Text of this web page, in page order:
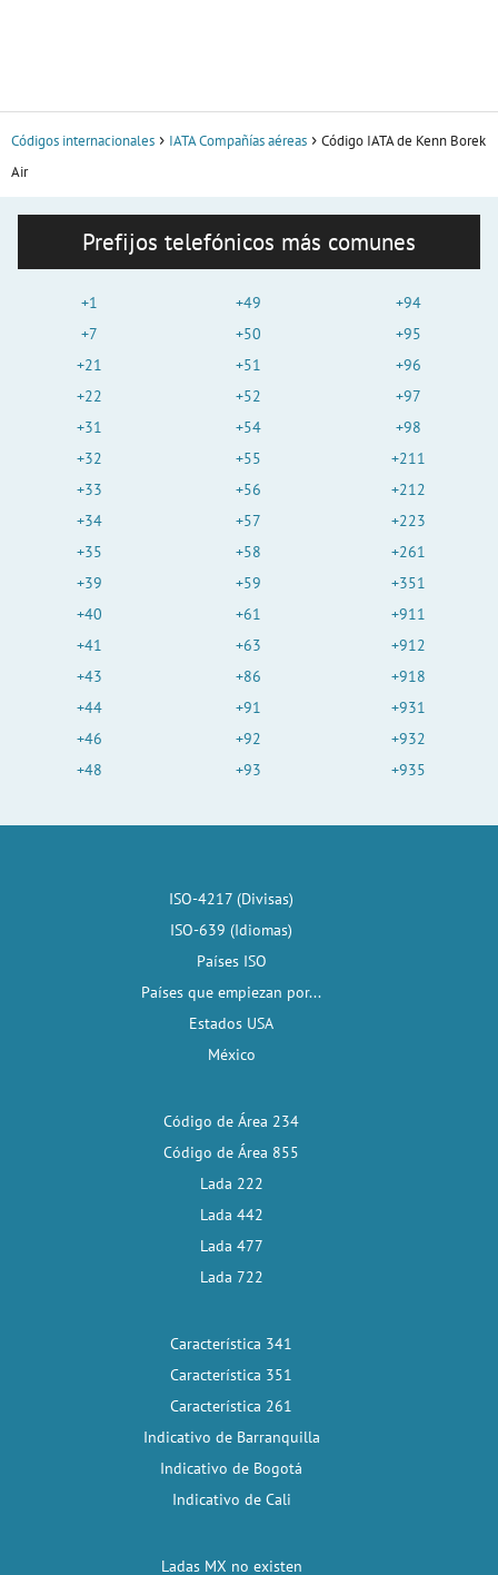
Códigos internacionales IATA Compañías aéreas
Código IATA de Kenn Borek
Air
Prefijos telefónicos más comunes
+1
+7
+21
+22
+31
+32
+33
+34
+35
+39
+40
+41
+43
+44
+46
+48
+49
+50
+51
+52
+54
+55
+56
+57
+58
+59
+61
+63
+86
+91
+92
+93
+94
+95
+96
+97
+98
+211
+212
+223
+261
+351
+911
+912
+918
+931
+932
+935
ISO-4217 (Divisas)
ISO-639 (Idiomas)
Países ISO
Países que empiezan por...
Estados USA
México
Código de Área 234
Código de Área 855
Lada 222
Lada 442
Lada 477
Lada 722
Característica 341
Característica 351
Característica 261
Indicativo de Barranquilla
Indicativo de Bogotá
Indicativo de Cali
Ladas MX no existen